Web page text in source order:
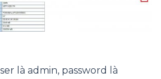
là admin, password là